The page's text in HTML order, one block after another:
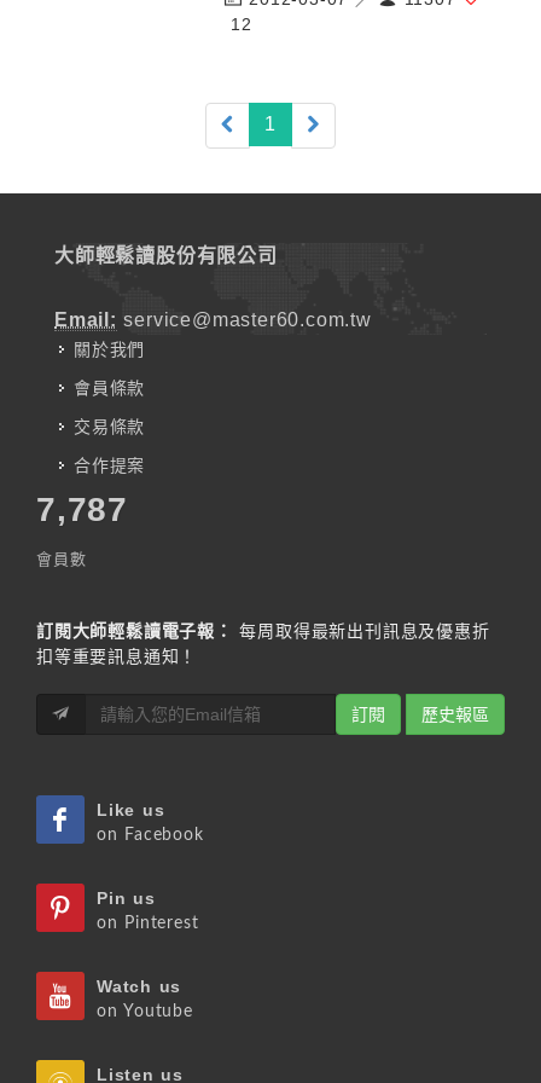
12
1 (current)
大師輕鬆讀股份有限公司
Email: service@master60.com.tw
關於我們
會員條款
交易條款
合作提案
7,787
會員數
訂閱大師輕鬆讀電子報：
每周取得最新出刊訊息及優惠折
扣等重要訊息通知！
訂閱 歷史報區
Like us
on Facebook
Pin us
on Pinterest
Watch us
on Youtube
Listen us